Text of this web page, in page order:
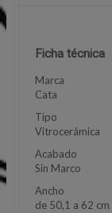
Ficha técnica
Marca
Cata
Tipo
Vitrocerámica
Acabado
Sin Marco
Ancho
de 50,1 a 62 cm